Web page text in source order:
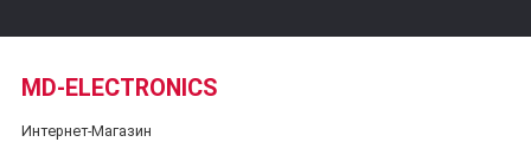
MD-ELECTRONICS
Интернет-Магазин